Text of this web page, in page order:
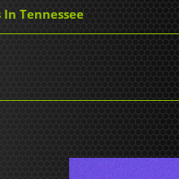
Tennessee